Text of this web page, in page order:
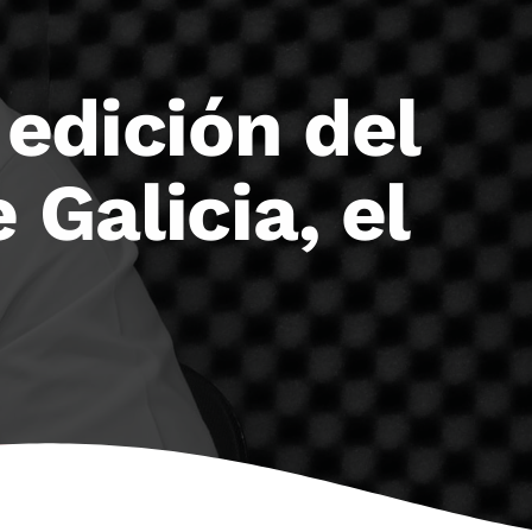
del
Galicia, el